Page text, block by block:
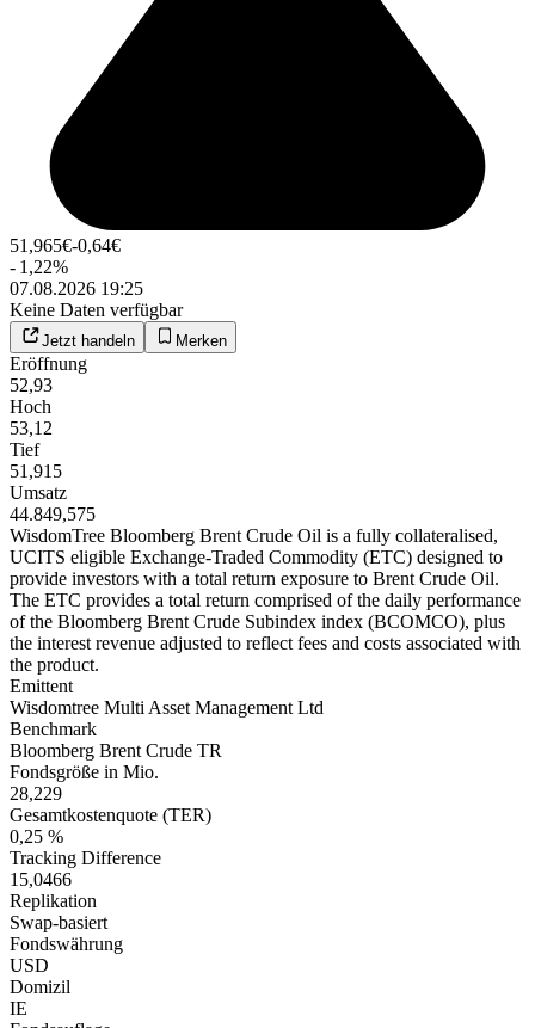
51,965€-0,64€
- 1,22%
07.08.2026 19:25
Keine Daten verfügbar
Jetzt handeln Merken
Eröffnung
52,93
Hoch
53,12
Tief
51,915
Umsatz
44.849,575
WisdomTree Bloomberg Brent Crude Oil is a fully collateralised,
UCITS eligible Exchange-Traded Commodity (ETC) designed to
provide investors with a total return exposure to Brent Crude Oil.
The ETC provides a total return comprised of the daily performance
of the Bloomberg Brent Crude Subindex index (BCOMCO), plus
the interest revenue adjusted to reflect fees and costs associated with
the product.
Emittent
Wisdomtree Multi Asset Management Ltd
Benchmark
Bloomberg Brent Crude TR
Fondsgröße in Mio.
28,229
Gesamtkostenquote (TER)
0,25 %
Tracking Difference
15,0466
Replikation
Swap-basiert
Fondswährung
USD
Domizil
IE